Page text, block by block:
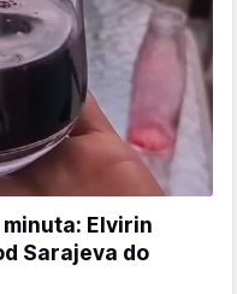
Elvirin
Sarajeva do